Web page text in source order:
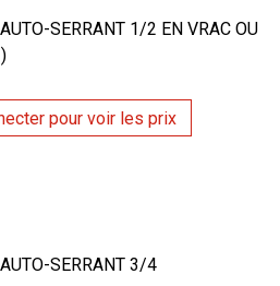
SERRANT 1/2 EN VRAC OU
pour voir les prix
SERRANT 3/4